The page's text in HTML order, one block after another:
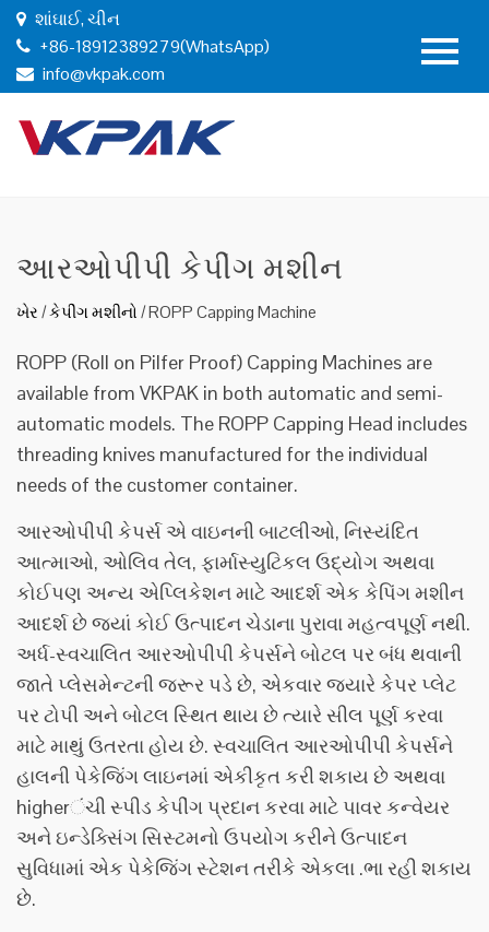
શાંઘાઈ, ચીન
+86-18912389279(WhatsApp)
info@vkpak.com
આરઓપીપી કેપીંગ મશીન
ખેર /કેપીંગ મશીનો /ROPP Capping Machine
ROPP (Roll on Pilfer Proof) Capping Machines are
available from VKPAK in both automatic and semi-
automatic models. The ROPP Capping Head includes
threading knives manufactured for the individual
needs of the customer container.
આરઓપીપી કેપર્સ એ વાઇનની બાટલીઓ, નિસ્યંદિત
આત્માઓ, ઓલિવ તેલ, ફાર્માસ્યુટિકલ ઉદ્યોગ અથવા
કોઈપણ અન્ય એપ્લિકેશન માટે આદર્શ એક કેપિંગ મશીન
આદર્શ છે જ્યાં કોઈ ઉત્પાદન ચેડાના પુરાવા મહત્વપૂર્ણ નથી.
અર્ધ-સ્વચાલિત આરઓપીપી કેપર્સને બોટલ પર બંધ થવાની
જાતે પ્લેસમેન્ટની જરૂર પડે છે, એકવાર જ્યારે કેપર પ્લેટ
પર ટોપી અને બોટલ સ્થિત થાય છે ત્યારે સીલ પૂર્ણ કરવા
માટે માથું ઉતરતા હોય છે. સ્વચાલિત આરઓપીપી કેપર્સને
હાલની પેકેજિંગ લાઇનમાં એકીકૃત કરી શકાય છે અથવા
higherંચી સ્પીડ કેપીંગ પ્રદાન કરવા માટે પાવર કન્વેયર
અને ઇન્ડેક્સિંગ સિસ્ટમનો ઉપયોગ કરીને ઉત્પાદન
સુવિધામાં એક પેકેજિંગ સ્ટેશન તરીકે એકલા .ભા રહી શકાય
છે.